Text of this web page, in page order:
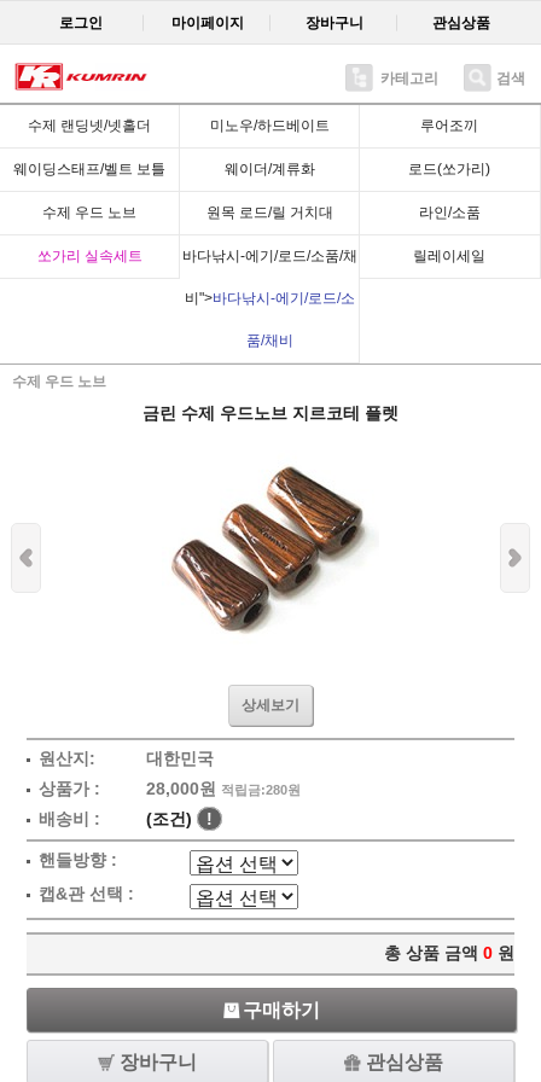
로그인 마이페이지 장바구니 관심상품
카테고리 검색
수제 랜딩넷/넷홀더 미노우/하드베이트 루어조끼
웨이딩스태프/벨트 보틀 웨이더/계류화 로드(쏘가리)
수제 우드 노브 원목 로드/릴 거치대 라인/소품
쏘가리 실속세트 바다낚시-에기/로드/소품/채
비">바다낚시-에기/로드/소
품/채비
릴레이세일
수제 우드 노브
Recent
금린 수제 우드노브 지르코테 플렛
상세보기
원산지:
대한민국
상품가 :
28,000원 적립금:280원
배송비 : (조건) !
핸들방향 :
캡&관 선택 :
총 상품 금액 0 원
구매하기
장바구니 관심상품